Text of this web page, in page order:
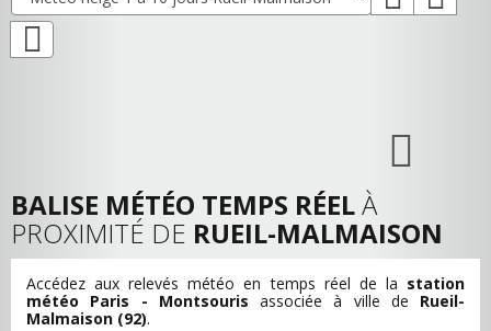
BALISE MÉTÉO TEMPS RÉELÀ
PROXIMITÉ DE RUEIL-MALMAISON
Accédez aux relevés météo en temps réel de la station
météo Paris - Montsouris associée à ville de Rueil-
Malmaison (92).